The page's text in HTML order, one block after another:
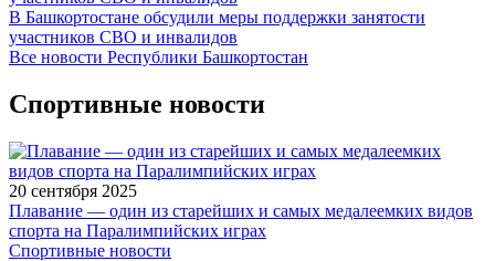
В Башкортостане обсудили меры поддержки занятости
участников СВО и инвалидов
Все новости Республики Башкортостан
Спортивные новости
20 сентября 2025
Плавание — один из старейших и самых медалеемких видов
спорта на Паралимпийских играх
Спортивные новости